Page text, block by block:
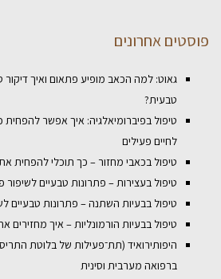
פוסטים אחרונים
גאוט: למה הכאב מופיע פתאום ואיך דיקור
טבעית?
טיפול בפיברומיאלגיה: איך אפשר להפחית
לחיים פעילים
טיפול בכאבי מחזור – כך תוכלי להפחית
טיפול בעצירות – פתרונות טבעיים לשיפור
טיפול בבעיות השתנה – פתרונות טבעיים
טיפול בבעיות הורמונליות – איך מחזירים
היפותירואיד (תת־פעילות של בלוטת
ברפואה מערבית וסינית